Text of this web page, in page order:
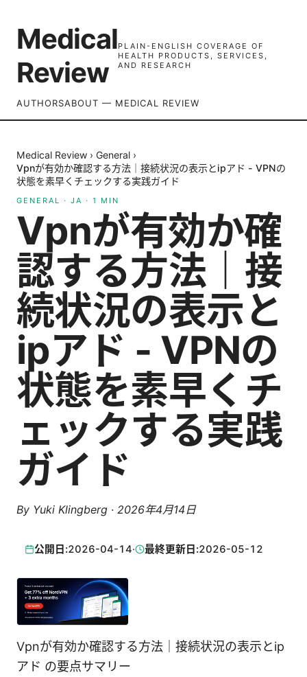
Medical
Review
PLAIN-ENGLISH COVERAGE OF
HEALTH PRODUCTS, SERVICES,
AND RESEARCH
AUTHORSABOUT — MEDICAL REVIEW
Medical Review › General ›
Vpnが有効か確認する方法｜接続状況の表示とipアド - VPNの
状態を素早くチェックする実践ガイド
GENERAL · JA · 1 MIN
Vpnが有効か確
認する方法｜接
続状況の表示と
ipアド - VPNの
状態を素早くチ
ェックする実践
ガイド
By Yuki Klingberg · 2026年4月14日
公開日:2026-04-14· 最終更新日:2026-05-12
Vpnが有効か確認する方法｜接続状況の表示とip
アド の要点サマリー